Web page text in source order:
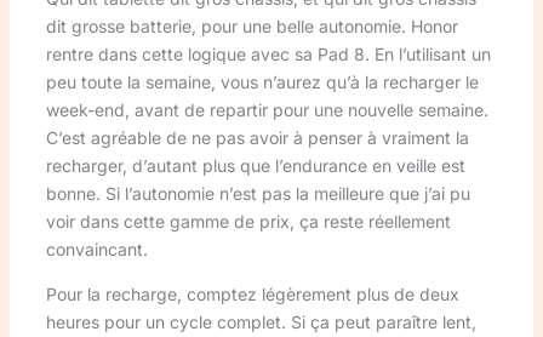
dit grosse batterie, pour une belle autonomie. Honor
rentre dans cette logique avec sa Pad 8. En l’utilisant un
peu toute la semaine, vous n’aurez qu’à la recharger le
week-end, avant de repartir pour une nouvelle semaine.
C’est agréable de ne pas avoir à penser à vraiment la
recharger, d’autant plus que l’endurance en veille est
bonne. Si l’autonomie n’est pas la meilleure que j’ai pu
voir dans cette gamme de prix, ça reste réellement
convaincant.
Pour la recharge, comptez légèrement plus de deux
heures pour un cycle complet. Si ça peut paraître lent,